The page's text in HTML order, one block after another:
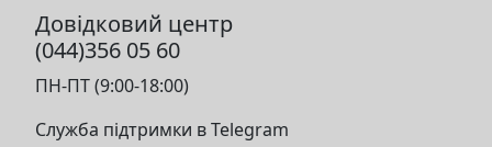
Довідковий центр
(044)356 05 60
ПН-ПТ (9:00-18:00)
Служба підтримки в Telegram